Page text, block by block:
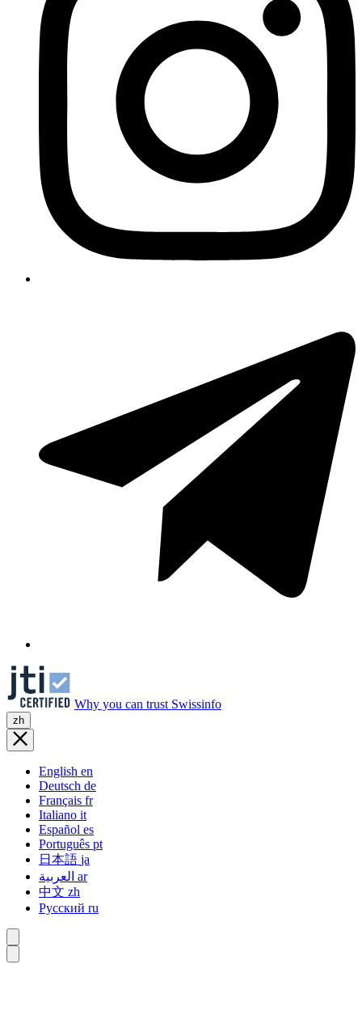
Why you can trust Swissinfo
zh
English en
Deutsch de
Français fr
Italiano it
Español es
Português pt
日本語 ja
ar
中文 zh
Русский ru